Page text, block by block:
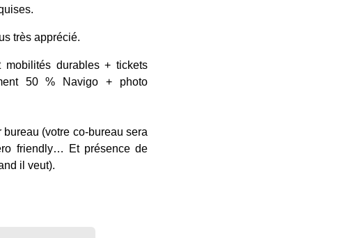
très apprécié.
durables + tickets
50 % Navigo + photo
(votre co-bureau sera
friendly… Et présence de
il veut).